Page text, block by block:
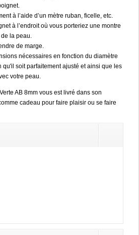
à l’aide d’un mètre ruban, ficelle, etc.
à l’endroit où vous porteriez une montre
la peau.
de marge.
nécessaires en fonction du diamètre
qu'il soit parfaitement ajusté et ainsi que les
votre peau.
AB 8mm vous est livré dans son
cadeau pour faire plaisir ou se faire